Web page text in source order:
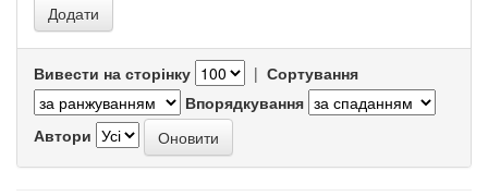
Вивести на сторінку | Сортування
Впорядкування
Автори